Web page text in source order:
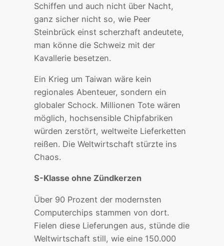
Schiffen und auch nicht über Nacht,
ganz sicher nicht so, wie Peer
Steinbrück einst scherzhaft andeutete,
man könne die Schweiz mit der
Kavallerie besetzen.
Ein Krieg um Taiwan wäre kein
regionales Abenteuer, sondern ein
globaler Schock. Millionen Tote wären
möglich, hochsensible Chipfabriken
würden zerstört, weltweite Lieferketten
reißen. Die Weltwirtschaft stürzte ins
Chaos.
S-Klasse ohne Zündkerzen
Über 90 Prozent der modernsten
Computerchips stammen von dort.
Fielen diese Lieferungen aus, stünde die
Weltwirtschaft still, wie eine 150.000